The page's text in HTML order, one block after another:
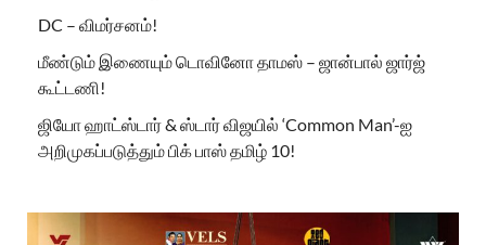
DC – விமர்சனம்!
மீண்டும் இணையும் டொவினோ தாமஸ் – ஜான்பால் ஜார்ஜ்
கூட்டணி!
ஜியோ ஹாட்ஸ்டார் & ஸ்டார் விஜயில் ‘Common Man’-ஐ
அறிமுகப்படுத்தும் பிக் பாஸ் தமிழ் 10!